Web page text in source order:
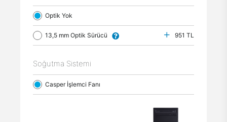
Optik Yok
13,5 mm Optik Sürücü 951 TL
Soğutma Sistemi
Casper İşlemci Fanı